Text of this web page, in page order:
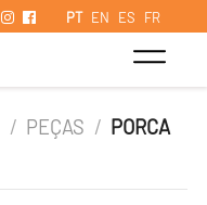
PT EN ES FR
/ PEÇAS / PORCA